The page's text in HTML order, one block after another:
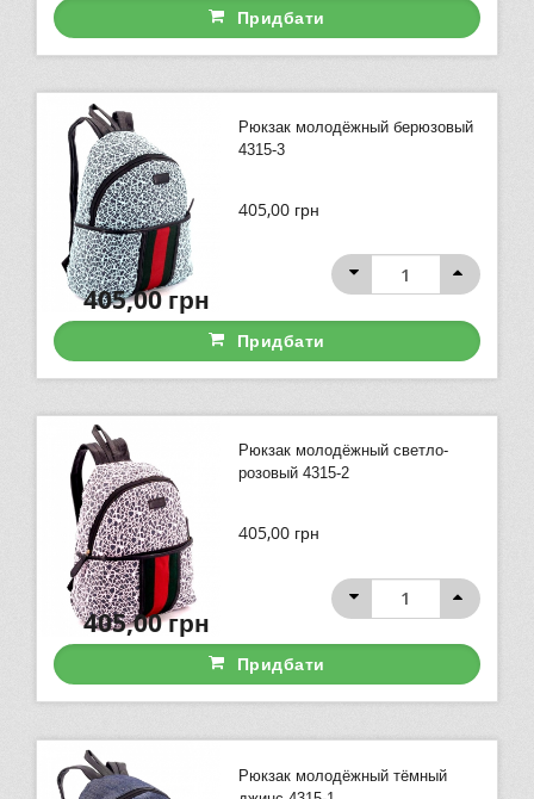
Придбати
Рюкзак молодёжный берюзовый
4315-3
405,00 грн
405,00грн
Придбати
Рюкзак молодёжный светло-
розовый 4315-2
405,00 грн
405,00грн
Придбати
Рюкзак молодёжный тёмный